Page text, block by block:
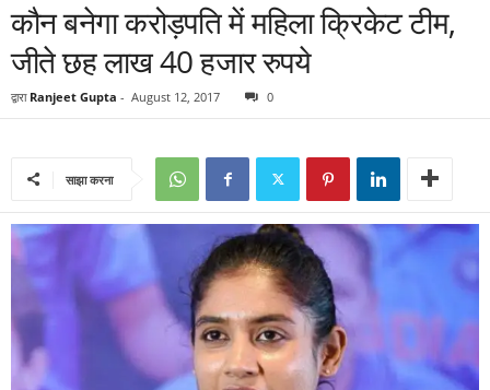
कौन बनेगा करोड़पति में महिला क्रिकेट टीम,
जीते छह लाख 40 हजार रुपये
द्वारा Ranjeet Gupta - August 12, 2017 0
साझा करना